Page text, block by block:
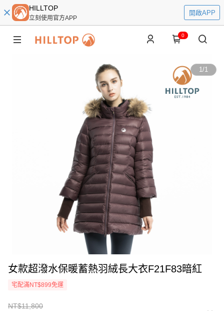
HILLTOP
立刻使用官方APP
開啟APP
0
1/1
女款超潑水保暖蓄熱羽絨長大衣F21F83暗紅
宅配滿NT$899免運
NT$11,800